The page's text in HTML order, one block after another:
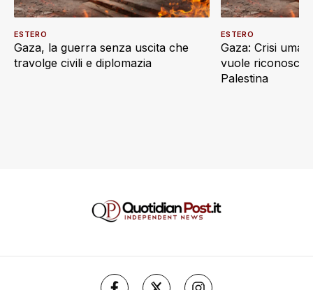
Gaza, la guerra senza uscita che
travolge civili e diplomazia
ESTERO
Gaza: Crisi
vuole
Palestina
ESTERO